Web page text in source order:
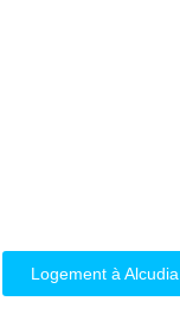
Logement à Alcudia